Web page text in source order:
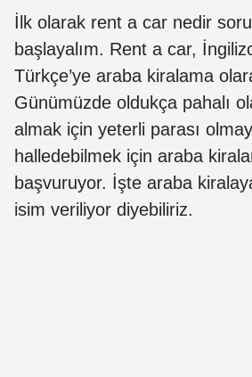
İlk olarak rent a car nedir
başlayalım. Rent a car,
Türkçe’ye araba kiralama
Günümüzde oldukça pahalı
almak için yeterli parası
halledebilmek için araba
başvuruyor. İşte araba
isim veriliyor diyebiliriz.